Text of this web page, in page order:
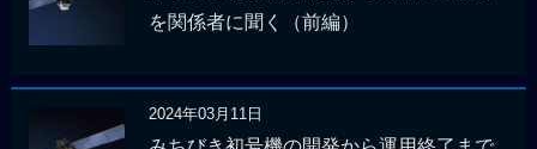
を関係者に聞く（前編）
2024年03月11日